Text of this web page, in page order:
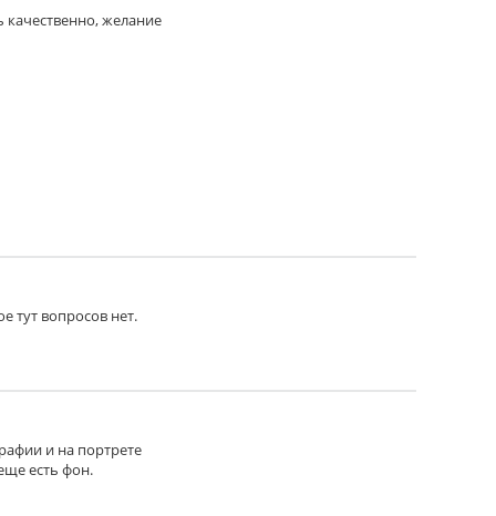
качественно, желание
тут вопросов нет.
и на портрете
есть фон.